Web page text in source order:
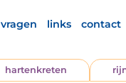
vragen links contact
hartenkreten